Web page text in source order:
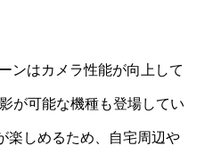
ンはカメラ性能が向上して
が可能な機種も登場してい
楽しめるため、自宅周辺や